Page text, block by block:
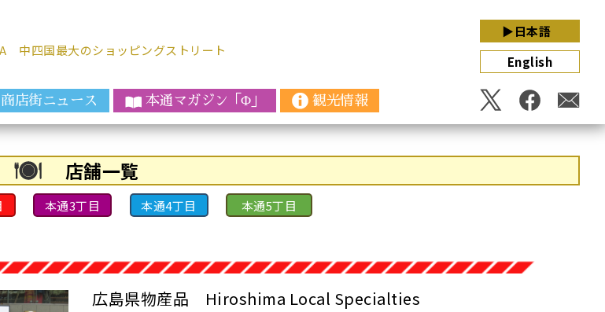
中四国最大のショッピングストリート
▶日本語
English
商店街ニュース 本通マガジ ン「 Φ」 観光情報
店舗一覧
本通3丁目 本通4丁目 本通5丁目
広島県物産品 Hiroshima Local Specialties